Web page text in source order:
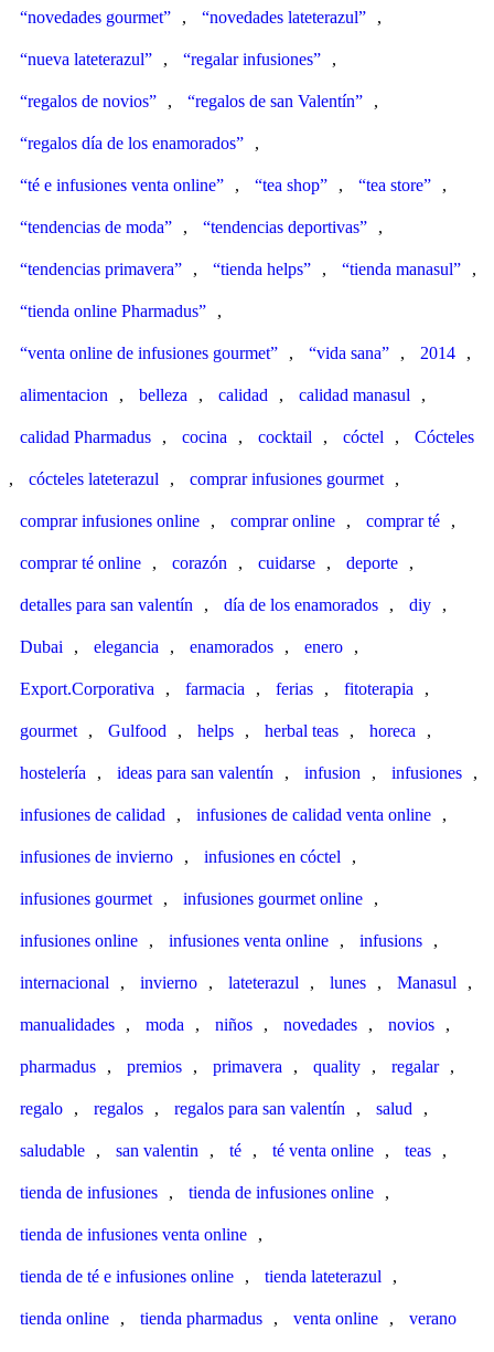
“novedades gourmet” , “novedades lateterazul” ,
“nueva lateterazul” , “regalar infusiones” ,
“regalos de novios” , “regalos de san Valentín” ,
“regalos día de los enamorados” ,
“té e infusiones venta online” , “tea shop” , “tea store” ,
“tendencias de moda” , “tendencias deportivas” ,
“tendencias primavera” , “tienda helps” , “tienda manasul” ,
“tienda online Pharmadus” ,
“venta online de infusiones gourmet” , “vida sana” , 2014 ,
alimentacion , belleza , calidad , calidad manasul ,
calidad Pharmadus , cocina , cocktail , cóctel , Cócteles
, cócteles lateterazul , comprar infusiones gourmet ,
comprar infusiones online , comprar online , comprar té ,
comprar té online , corazón , cuidarse , deporte ,
detalles para san valentín , día de los enamorados , diy ,
Dubai , elegancia , enamorados , enero ,
Export.Corporativa , farmacia , ferias , fitoterapia ,
gourmet , Gulfood , helps , herbal teas , horeca ,
hostelería , ideas para san valentín , infusion , infusiones ,
infusiones de calidad , infusiones de calidad venta online ,
infusiones de invierno , infusiones en cóctel ,
infusiones gourmet , infusiones gourmet online ,
infusiones online , infusiones venta online , infusions ,
internacional , invierno , lateterazul , lunes , Manasul ,
manualidades , moda , niños , novedades , novios ,
pharmadus , premios , primavera , quality , regalar ,
regalo , regalos , regalos para san valentín , salud ,
saludable , san valentin , té , té venta online , teas ,
tienda de infusiones , tienda de infusiones online ,
tienda de infusiones venta online ,
tienda de té e infusiones online , tienda lateterazul ,
tienda online , tienda pharmadus , venta online , verano